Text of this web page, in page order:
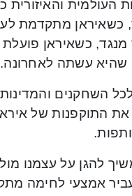
העולמית
כשאיראן מתקדמת
כשאיראן פועלת
שהיא עשתה לאחרונה.
השחקנים
את התוקפנות של
להגן על עצמנו מול
אמצעי לחימה